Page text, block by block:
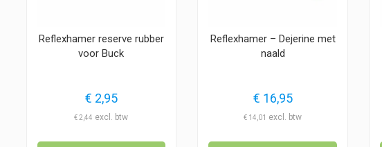
Reflexhamer reserve rubber
voor Buck
€ 2,95
€2,44
Reflexhamer – Dejerine met
naald
€ 16,95
€ 14,01